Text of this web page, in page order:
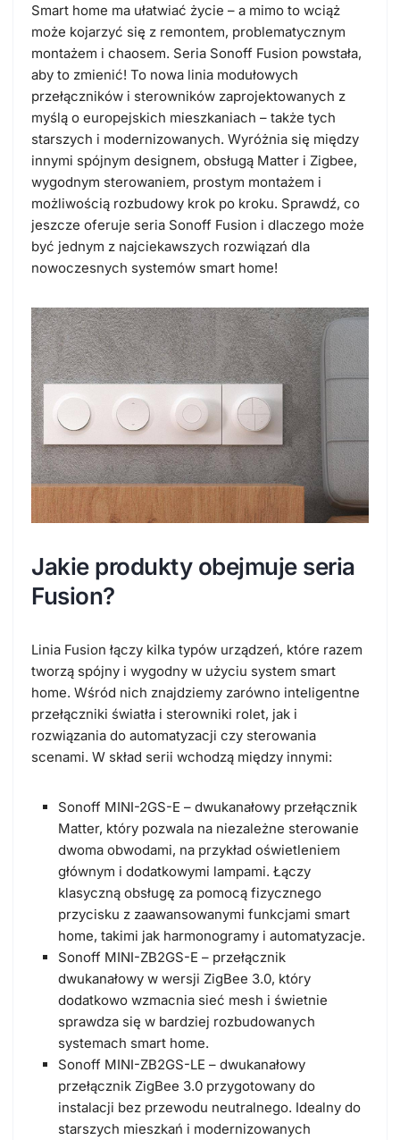
Smart home ma ułatwiać życie – a mimo to wciąż
może kojarzyć się z remontem, problematycznym
montażem i chaosem. Seria Sonoff Fusion powstała,
aby to zmienić! To nowa linia modułowych
przełączników i sterowników zaprojektowanych z
myślą o europejskich mieszkaniach – także tych
starszych i modernizowanych. Wyróżnia się między
innymi spójnym designem, obsługą Matter i Zigbee,
wygodnym sterowaniem, prostym montażem i
możliwością rozbudowy krok po kroku. Sprawdź, co
jeszcze oferuje seria Sonoff Fusion i dlaczego może
być jednym z najciekawszych rozwiązań dla
nowoczesnych systemów smart home!
Jakie produkty obejmuje seria
Fusion?
Linia Fusion łączy kilka typów urządzeń, które razem
tworzą spójny i wygodny w użyciu system smart
home. Wśród nich znajdziemy zarówno inteligentne
przełączniki światła i sterowniki rolet, jak i
rozwiązania do automatyzacji czy sterowania
scenami. W skład serii wchodzą między innymi:
Sonoff MINI-2GS-E – dwukanałowy przełącznik
Matter, który pozwala na niezależne sterowanie
dwoma obwodami, na przykład oświetleniem
głównym i dodatkowymi lampami. Łączy
klasyczną obsługę za pomocą fizycznego
przycisku z zaawansowanymi funkcjami smart
home, takimi jak harmonogramy i automatyzacje.
Sonoff MINI-ZB2GS-E – przełącznik
dwukanałowy w wersji ZigBee 3.0, który
dodatkowo wzmacnia sieć mesh i świetnie
sprawdza się w bardziej rozbudowanych
systemach smart home.
Sonoff MINI-ZB2GS-LE – dwukanałowy
przełącznik ZigBee 3.0 przygotowany do
instalacji bez przewodu neutralnego. Idealny do
starszych mieszkań i modernizowanych